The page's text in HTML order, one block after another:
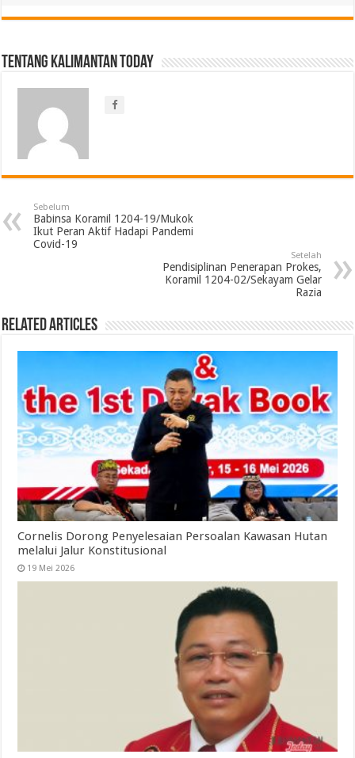
Tentang Kalimantan Today
Sebelum
Babinsa Koramil 1204-19/Mukok
Ikut Peran Aktif Hadapi Pandemi
Covid-19
Setelah
Pendisiplinan Penerapan Prokes,
Koramil 1204-02/Sekayam Gelar
Razia
Related Articles
Cornelis Dorong Penyelesaian Persoalan Kawasan Hutan
melalui Jalur Konstitusional
19 Mei 2026